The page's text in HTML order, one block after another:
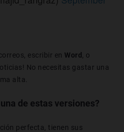
escribir en Word , o
No necesitas gastar una
alta.
de estas versiones?
perfecta, tienen sus